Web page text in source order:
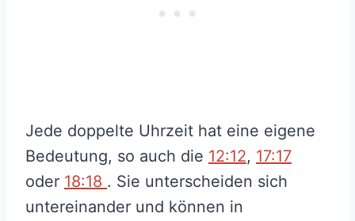
Jede doppelte Uhrzeit hat eine eigene
Bedeutung, so auch die 12:12, 17:17
oder 18:18 . Sie unterscheiden sich
untereinander und können in